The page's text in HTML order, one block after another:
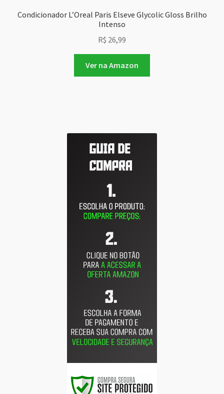
Condicionador L’Oreal Paris Elseve Glycolic Gloss Brilho
Intenso
R$ 26,99
Ver na Amazon